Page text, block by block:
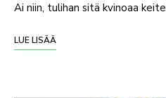
Ai niin, tulihan sitä kvinoaa
LUE LISÄÄ